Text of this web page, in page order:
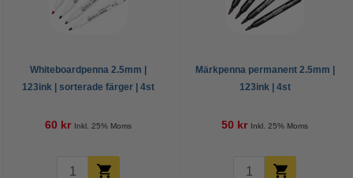
Whiteboardpenna 2.5mm |
123ink | sorterade färger | 4st
60 kr Inkl. 25% Moms
Märkpenna permanent 2.5mm |
123ink | 4st
50 kr Inkl. 25% Moms